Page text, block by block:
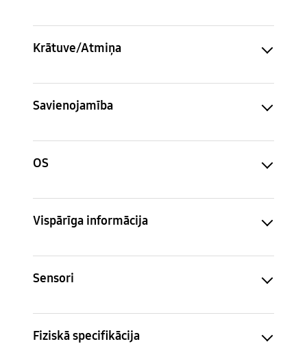
Krātuve/Atmiņa
Savienojamība
OS
Vispārīga informācija
Sensori
Fiziskā specifikācija